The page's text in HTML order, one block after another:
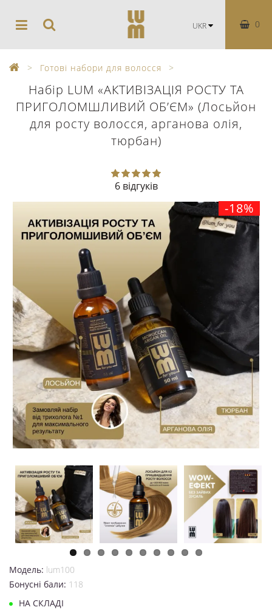
0
UKR
Готові набори для волосся
Набір LUM «АКТИВІЗАЦІЯ РОСТУ ТА
ПРИГОЛОМШЛИВИЙ ОБʼЄМ» (Лосьйон
для росту волосся, арганова олія,
тюрбан)
6 відгуків
-18%
Модель: lum100
Бонусні бали: 118
НА СКЛАДІ